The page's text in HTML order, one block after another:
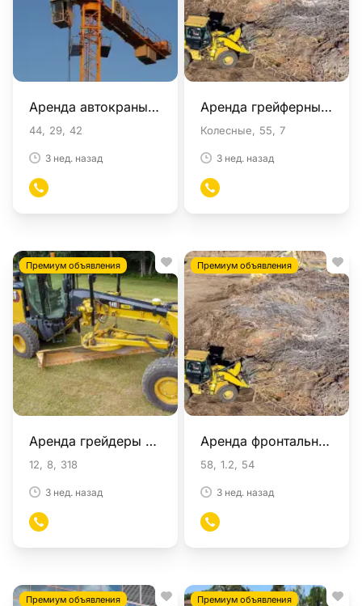
Аренда автокраны в Москве
44 29 42
3 нед. назад
Аренда грейферные погрузчики в Москве
Колесные 55 7
3 нед. назад
Премиум объявления
Аренда грейдеры в Москве
12 8 318
3 нед. назад
Премиум объявления
Аренда фронтальные погрузчики в Москве
58 1.2 54
3 нед. назад
Премиум объявления Премиум объявления